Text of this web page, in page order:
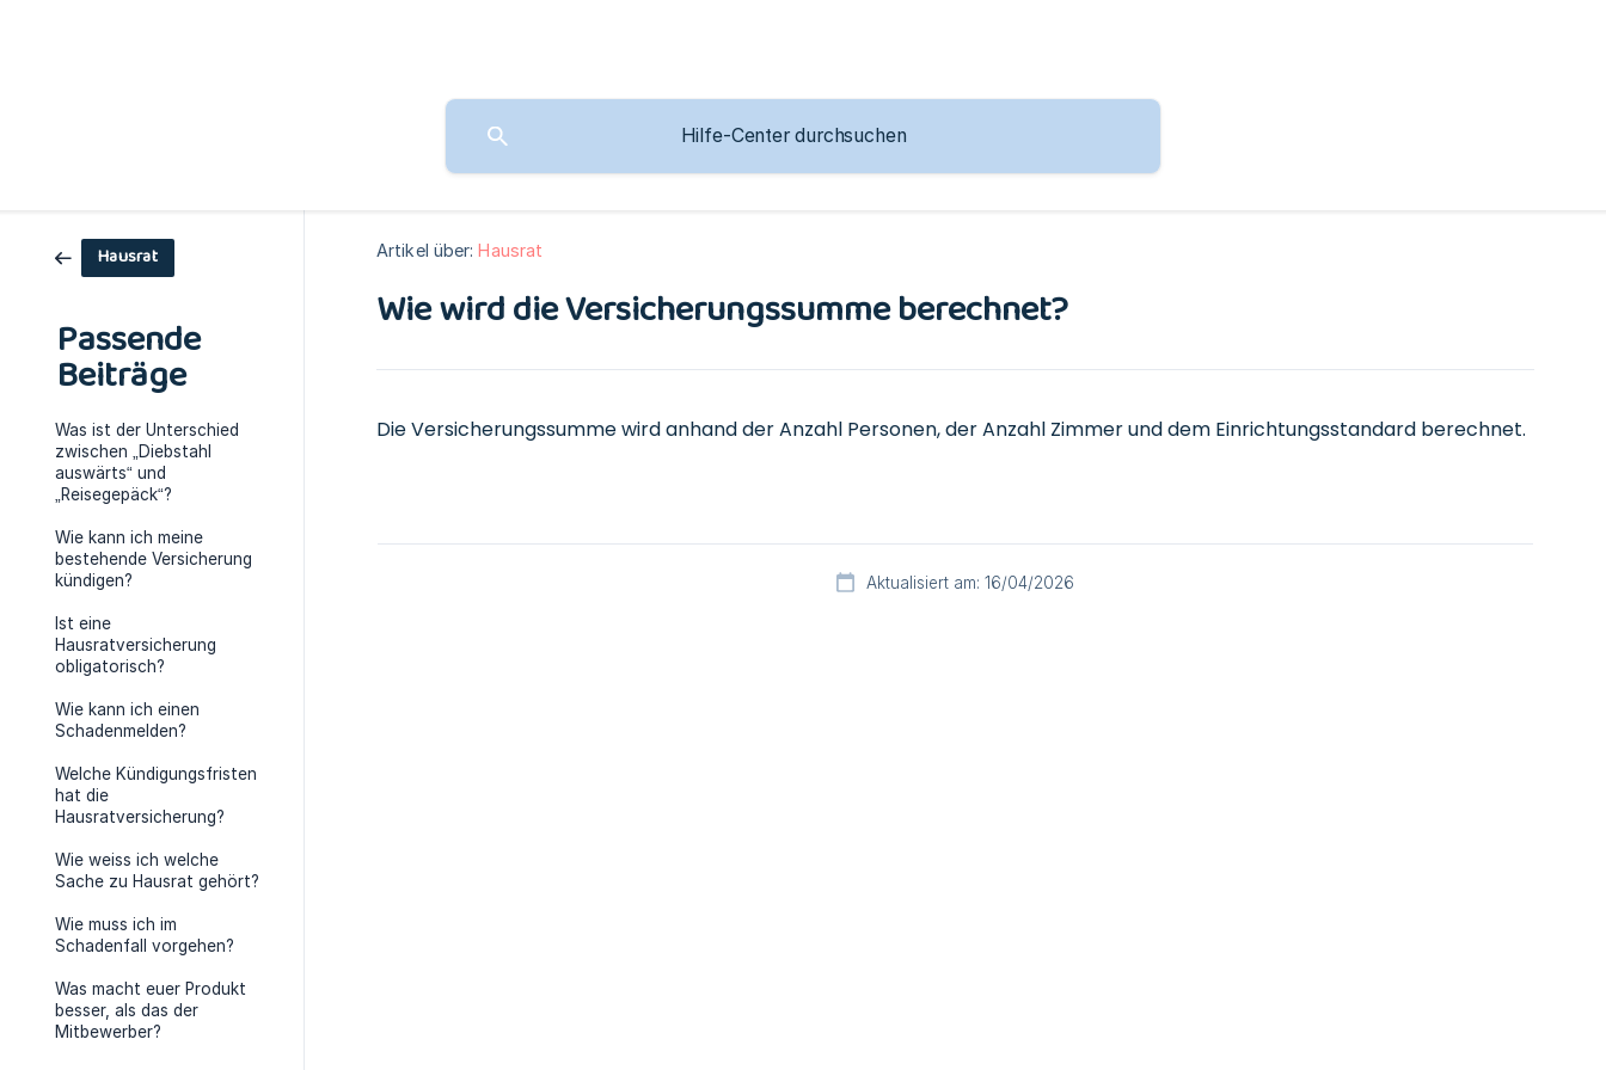
Hausrat
Passende
Beiträge
Was ist der Unterschied
zwischen „Diebstahl
auswärts“ und
„Reisegepäck“?
Wie kann ich meine
bestehende Versicherung
kündigen?
Ist eine
Hausratversicherung
obligatorisch?
Wie kann ich einen
Schadenmelden?
Welche Kündigungsfristen
hat die
Hausratversicherung?
Wie weiss ich welche
Sache zu Hausrat gehört?
Wie muss ich im
Schadenfall vorgehen?
Was macht euer Produkt
besser, als das der
Mitbewerber?
Artikel über: Hausrat
Wie wird die Versicherungssumme berechnet?
Die Versicherungssumme wird anhand der Anzahl Personen, der Anzahl Zimmer und dem Einrichtungsstandard berechnet.
Aktualisiert am: 16/04/2026